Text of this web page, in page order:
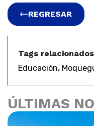
REGRESAR
Tags
Educación,
ÚLTIMAS